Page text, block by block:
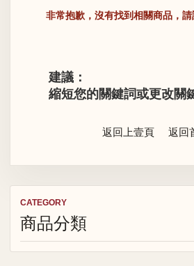
CATEGORY
商品分類
非常抱歉，沒有找到相關商品，
建議：
縮短您的關鍵詞或更改關
返回上壹頁 返回